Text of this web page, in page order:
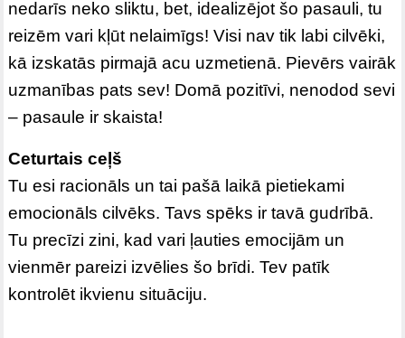
nedarīs neko sliktu, bet, idealizējot šo pasauli, tu
reizēm vari kļūt nelaimīgs! Visi nav tik labi cilvēki,
kā izskatās pirmajā acu uzmetienā. Pievērs vairāk
uzmanības pats sev! Domā pozitīvi, nenodod sevi
– pasaule ir skaista!
Ceturtais ceļš
Tu esi racionāls un tai pašā laikā pietiekami
emocionāls cilvēks. Tavs spēks ir tavā gudrībā.
Tu precīzi zini, kad vari ļauties emocijām un
vienmēr pareizi izvēlies šo brīdi. Tev patīk
kontrolēt ikvienu situāciju.